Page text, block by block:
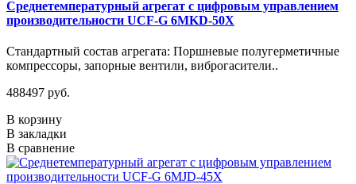
Среднетемпературный агрегат с цифровым управлением
производительности UCF-G 6MKD-50X
Стандартный состав агрегата: Поршневые полугерметичные
компрессоры, запорные вентили, виброгасители..
488497 руб.
В корзину
В закладки
В сравнение